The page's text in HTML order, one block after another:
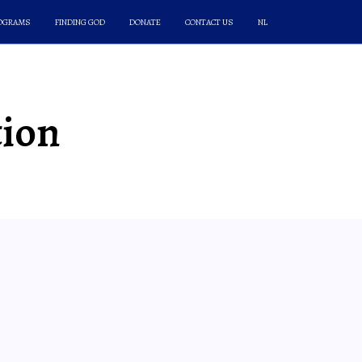
FINDING GOD DONATE CONTACT US NL